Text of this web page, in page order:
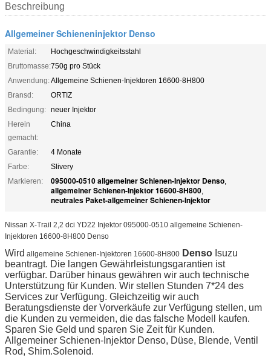
Beschreibung
Allgemeiner Schieneninjektor Denso
Material:
Hochgeschwindigkeitsstahl
Bruttomasse:750g pro Stück
Anwendung:Allgemeine Schienen-Injektoren 16600-8H800
Bransd:
ORTIZ
Bedingung: neuer Injektor
Herein
gemacht:
China
Garantie:
4 Monate
Farbe:
Slivery
Markieren:
095000-0510 allgemeiner Schienen-Injektor Denso,
allgemeiner Schienen-Injektor 16600-8H800,
neutrales Paket-allgemeiner Schienen-Injektor
Nissan X-Trail 2,2 dci YD22 Injektor 095000-0510 allgemeine Schienen-
Injektoren 16600-8H800 Denso
Wird allgemeine Schienen-Injektoren 16600-8H800 Denso Isuzu
beantragt. Die langen Gewährleistungsgarantien ist
verfügbar. Darüber hinaus gewähren wir auch technische
Unterstützung für Kunden. Wir stellen Stunden 7*24 des
Services zur Verfügung. Gleichzeitig wir auch
Beratungsdienste der Vorverkäufe zur Verfügung stellen, um
die Kunden zu vermeiden, die das falsche Modell kaufen.
Sparen Sie Geld und sparen Sie Zeit für Kunden.
Allgemeiner Schienen-Injektor Denso, Düse, Blende, Ventil
Rod, Shim.Solenoid.